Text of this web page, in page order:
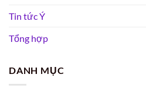
Tin tức Ý
Tổng hợp
DANH MỤC